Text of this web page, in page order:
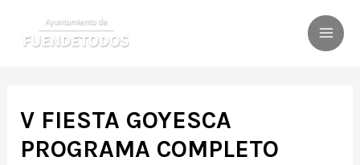
V FIESTA GOYESCA
PROGRAMA COMPLETO